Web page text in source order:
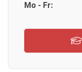
Mo - Fr: